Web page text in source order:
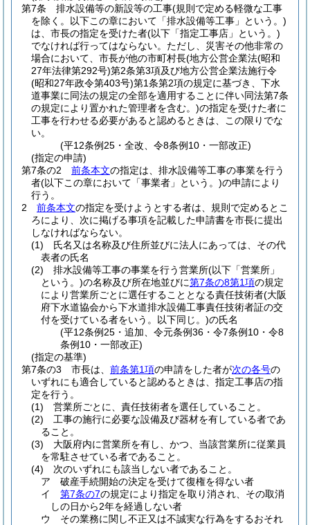
第7条
排水設備等の新設等の工事(規則で定める軽微な工事
を除く。以下この章において「排水設備等工事」という。)
は、市長の指定を受けた者(以下「指定工事店」という。)
でなければ行ってはならない。 ただし、災害その他非常の
場合において、市長が他の市町村長(地方公営企業法(昭和
27年法律第292号)第2条第3項及び地方公営企業法施行令
(昭和27年政令第403号)第1条第2項の規定に基づき、下水
道事業に同法の規定の全部を適用することに伴い同法第7条
の規定により置かれた管理者を含む。)の指定を受けた者に
工事を行わせる必要があると認めるときは、この限りでな
い。
(平12条例25・全改、令8条例10・一部改正)
(指定の申請)
第7条の2
前条本文の指定は、排水設備等工事の事業を行う
者(以下この章において「事業者」という。)の申請により
行う。
2
前条本文の指定を受けようとする者は、規則で定めるとこ
ろにより、次に掲げる事項を記載した申請書を市長に提出
しなければならない。
(1)
氏名又は名称及び住所並びに法人にあっては、その代
表者の氏名
(2)
排水設備等工事の事業を行う営業所(以下「営業所」
という。)の名称及び所在地並びに第7条の8第1項の規定
により営業所ごとに選任することとなる責任技術者(大阪
府下水道協会から下水道排水設備工事責任技術者証の交
付を受けている者をいう。以下同じ。)の氏名
(平12条例25・追加、令元条例36・令7条例10・令8
条例10・一部改正)
(指定の基準)
第7条の3
市長は、 前条第1項の申請をした者が次の各号の
いずれにも適合していると認めるときは、指定工事店の指
定を行う。
(1)
営業所ごとに、責任技術者を選任していること。
(2)
工事の施行に必要な設備及び器材を有している者であ
ること。
(3)
大阪府内に営業所を有し、かつ、当該営業所に従業員
を常駐させている者であること。
(4)
次のいずれにも該当しない者であること。
ア
破産手続開始の決定を受けて復権を得ない者
イ
第7条の7の規定により指定を取り消され、その取消
しの日から2年を経過しない者
ウ
その業務に関し不正又は不誠実な行為をするおそれ